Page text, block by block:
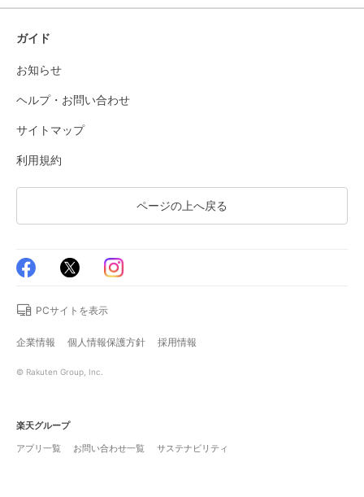
ガイド
お知らせ
ヘルプ・お問い合わせ
サイトマップ
利用規約
ページの上へ戻る
PCサイトを表示
企業情報 個人情報保護方針 採用情報
© Rakuten Group, Inc.
楽天グループ
アプリ一覧
お問い合わせ一覧 サステナビリティ